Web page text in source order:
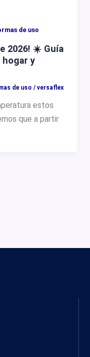
de uso
2026! ☀️ Guía
y
de uso /versaflex
estos
que a partir